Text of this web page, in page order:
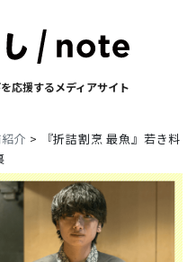
応援するメディアサイト
介 >
『折詰割烹 最魚』若き料